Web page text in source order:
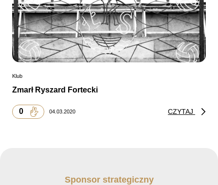
Klub
Zmarł Ryszard Fortecki
0 04.03.2020 CZYTAJ
Sponsor strategiczny